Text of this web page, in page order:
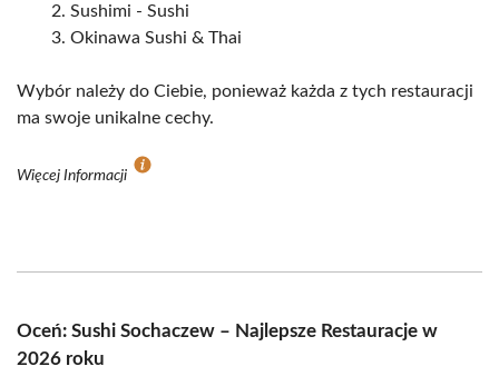
Sushimi - Sushi
Okinawa Sushi & Thai
Wybór należy do Ciebie, ponieważ każda z tych restauracji
ma swoje unikalne cechy.
Więcej Informacji
Oceń: Sushi Sochaczew – Najlepsze Restauracje w
2026 roku